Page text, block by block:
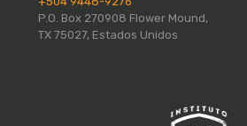
P.O. Box 270908 Flower Mound,
TX 75027, Estados Unidos